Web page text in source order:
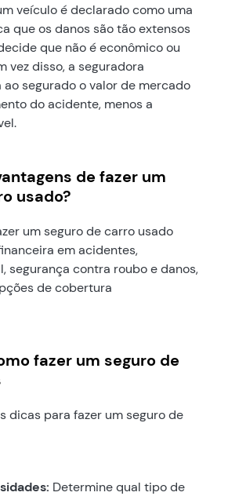
veículo é declarado como uma
que os danos são tão extensos
que não é econômico ou
vez disso, a seguradora
segurado o valor de mercado
do acidente, menos a
de fazer um
usado?
um seguro de carro usado
em acidentes,
segurança contra roubo e danos,
de cobertura
fazer um seguro de
dicas para fazer um seguro de
Determine qual tipo de